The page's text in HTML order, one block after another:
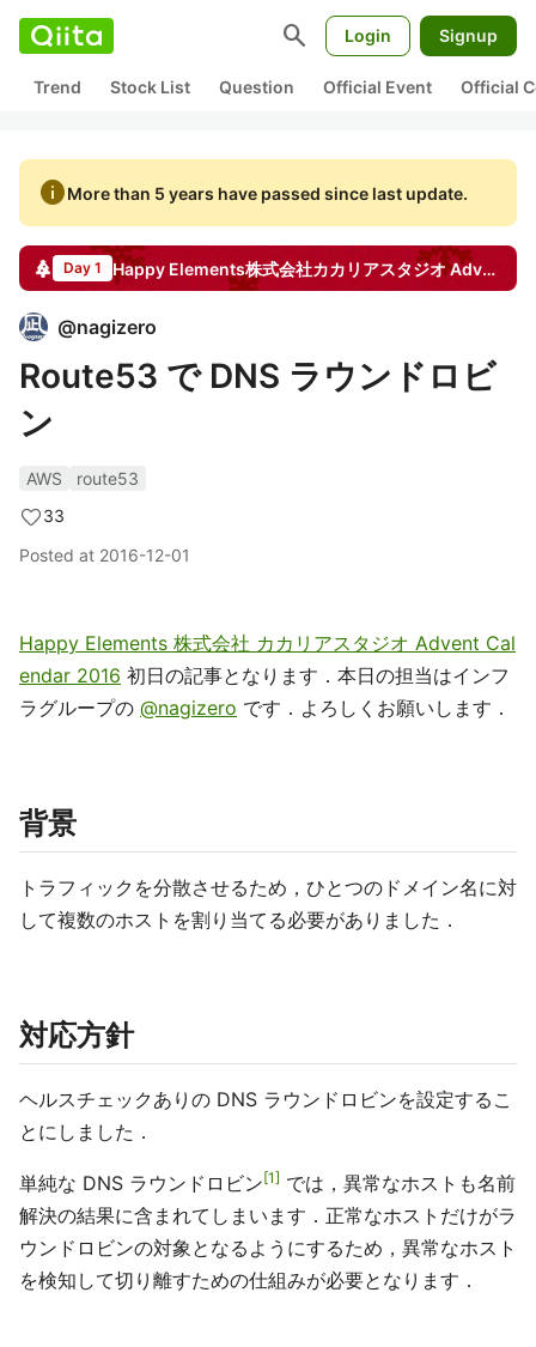
search Login Signup
Trend Stock List Question Official Event Official
infoMore than 5 years have passed since last update.
Day 1 Happy Elements株式会社カカリアスタジオAdvent Calendar
@nagizero
Route53 で DNS ラウンドロビ
ン
AWS
route53
33
Posted at 2016-12-01
Happy Elements 株式会社 カカリアスタジオ Advent Cal
endar 2016 初日の記事となります．本日の担当はインフ
ラグループの @nagizero です．よろしくお願いします．
背景
トラフィックを分散させるため，ひとつのドメイン名に対
して複数のホストを割り当てる必要がありました．
対応方針
ヘルスチェックありの DNS ラウンドロビンを設定するこ
とにしました．
単純な DNS ラウンドロビン 1
では，異常なホストも名前
解決の結果に含まれてしまいます．正常なホストだけがラ
ウンドロビンの対象となるようにするため，異常なホスト
を検知して切り離すための仕組みが必要となります．